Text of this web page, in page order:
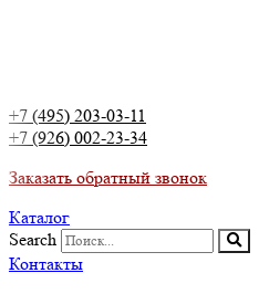
+7 (495) 203-03-11
+7 (926) 002-23-34
Заказать обратный звонок
Каталог
Search
Контакты